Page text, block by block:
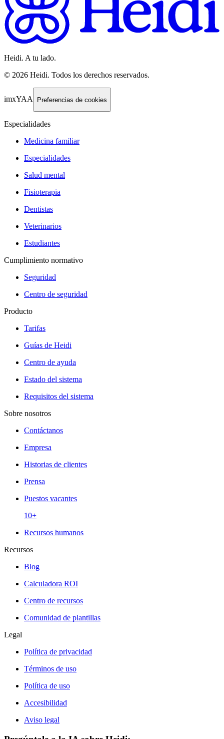
Heidi. A tu lado.
© 2026 Heidi. Todos los derechos reservados.
imxYAA Preferencias de cookies
Especialidades
Medicina familiar
Especialidades
Salud mental
Fisioterapia
Dentistas
Veterinarios
Estudiantes
Cumplimiento normativo
Seguridad
Centro de seguridad
Producto
Tarifas
Guías de Heidi
Centro de ayuda
Estado del sistema
Requisitos del sistema
Sobre nosotros
Contáctanos
Empresa
Historias de clientes
Prensa
Puestos vacantes
10+
Recursos humanos
Recursos
Blog
Calculadora ROI
Centro de recursos
Comunidad de plantillas
Legal
Política de privacidad
Términos de uso
Política de uso
Accesibilidad
Aviso legal